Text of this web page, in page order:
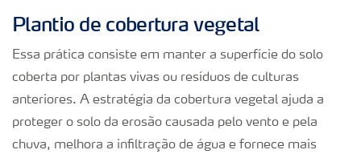
Plantio de cobertura vegetal
Essa prática consiste em manter a superfície do solo
coberta por plantas vivas ou resíduos de culturas
anteriores. A estratégia da cobertura vegetal ajuda a
proteger o solo da erosão causada pelo vento e pela
chuva, melhora a infiltração de água e fornece mais